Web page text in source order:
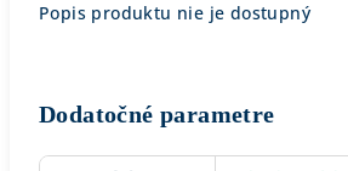
Popis produktu nie je dostupný
Dodatočné parametre